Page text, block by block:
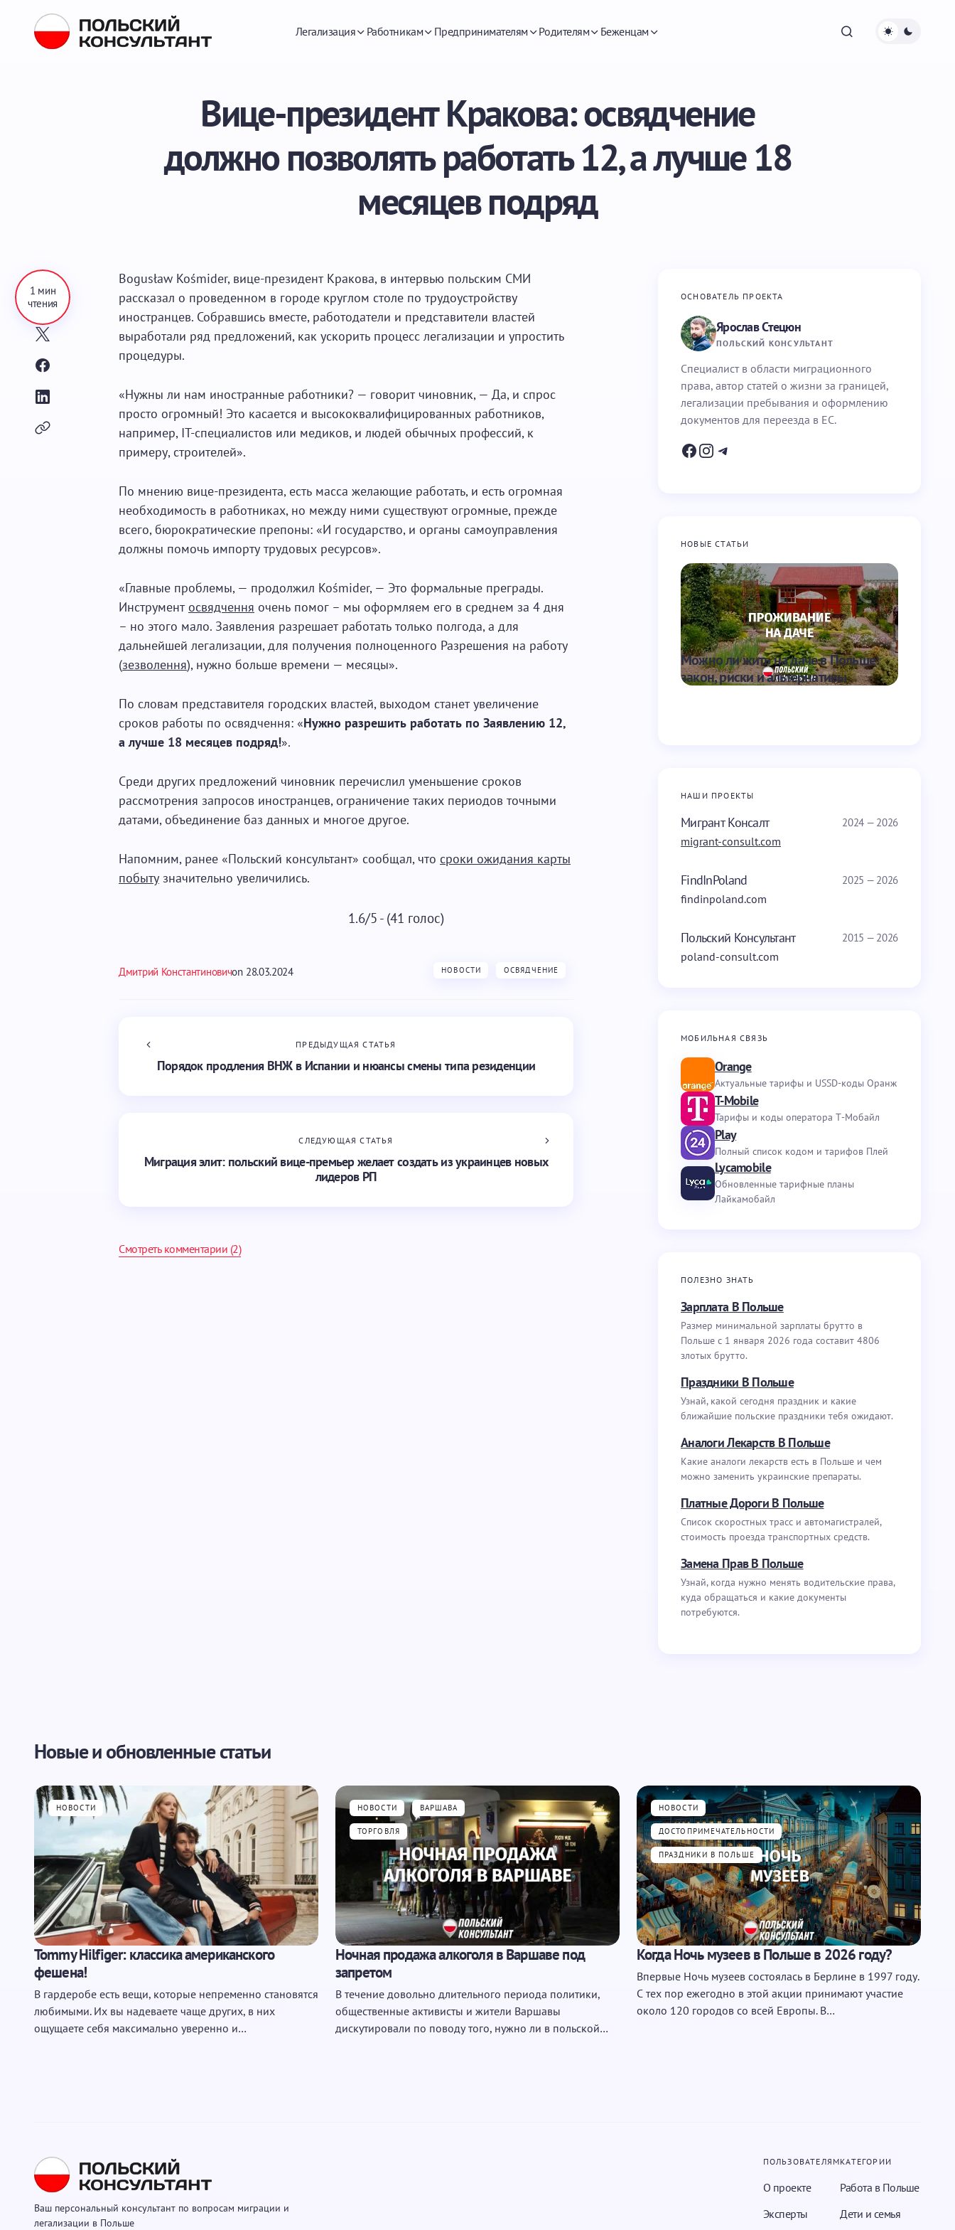
Легализация Работникам Предпринимателям Родителям Беженцам
Вице-президент Кракова: освядчение
должно позволять работать 12, а лучше 18
месяцев подряд
1 мин
чтения
Bogusław Kośmider, вице-президент Кракова, в интервью польским СМИ
рассказал о проведенном в городе круглом столе по трудоустройству
иностранцев. Собравшись вместе, работодатели и представители властей
выработали ряд предложений, как ускорить процесс легализации и упростить
процедуры.
«Нужны ли нам иностранные работники? — говорит чиновник, — Да, и спрос
просто огромный! Это касается и высококвалифицированных работников,
например, IT-специалистов или медиков, и людей обычных профессий, к
примеру, строителей».
По мнению вице-президента, есть масса желающие работать, и есть огромная
необходимость в работниках, но между ними существуют огромные, прежде
всего, бюрократические препоны: «И государство, и органы самоуправления
должны помочь импорту трудовых ресурсов».
«Главные проблемы, — продолжил Kośmider, — Это формальные преграды.
Инструмент освядчення очень помог – мы оформляем его в среднем за 4 дня
– но этого мало. Заявления разрешает работать только полгода, а для
дальнейшей легализации, для получения полноценного Разрешения на работу
(зезволення), нужно больше времени — месяцы».
По словам представителя городских властей, выходом станет увеличение
сроков работы по освядчення: «Нужно разрешить работать по Заявлению 12,
а лучше 18 месяцев подряд!».
Среди других предложений чиновник перечислил уменьшение сроков
рассмотрения запросов иностранцев, ограничение таких периодов точными
датами, объединение баз данных и многое другое.
Напомним, ранее «Польский консультант» сообщал, что сроки ожидания карты
побыту значительно увеличились.
1.6/5 - (41 голос)
Дмитрий Константиновичon 28.03.2024 НОВОСТИ ОСВЯДЧЕНИЕ
ПРЕДЫДУЩАЯ СТАТЬЯ
Порядок продления ВНЖ в Испании и нюансы смены типа резиденции
СЛЕДУЮЩАЯ СТАТЬЯ
Миграция элит: польский вице-премьер желает создать из украинцев новых
лидеров РП
Смотреть комментарии (2)
ОСНОВАТЕЛЬ ПРОЕКТА
Ярослав Стецюн
ПОЛЬСКИЙ КОНСУЛЬТАНТ
Специалист в области миграционного
права, автор статей о жизни за границей,
легализации пребывания и оформлению
документов для переезда в ЕС.
НОВЫЕ СТАТЬИ
Можно ли жить на даче в Польше:
закон, риски и альтернативы
НАШИ ПРОЕКТЫ
Мигрант Консалт 2024 — 2026
migrant-consult.com
FindInPoland 2025 — 2026
findinpoland.com
Польский Консультант 2015 — 2026
poland-consult.com
МОБИЛЬНАЯ СВЯЗЬ
Orange
Актуальные тарифы и USSD-коды Оранж
T-Mobile
Тарифы и коды оператора Т-Мобайл
Play
Полный список кодом и тарифов Плей
Lycamobile
Обновленные тарифные планы
Лайкамобайл
ПОЛЕЗНО ЗНАТЬ
Зарплата В Польше
Размер минимальной зарплаты брутто в
Польше с 1 января 2026 года составит 4806
злотых брутто.
Праздники В Польше
Узнай, какой сегодня праздник и какие
ближайшие польские праздники тебя ожидают.
Аналоги Лекарств В Польше
Какие аналоги лекарств есть в Польше и чем
можно заменить украинские препараты.
Платные Дороги В Польше
Список скоростных трасс и автомагистралей,
стоимость проезда транспортных средств.
Замена Прав В Польше
Узнай, когда нужно менять водительские права,
куда обращаться и какие документы
потребуются.
Новые и обновленные статьи
НОВОСТИ
Tommy Hilfiger: классика американского
фешена!
В гардеробе есть вещи, которые непременно становятся
любимыми. Их вы надеваете чаще других, в них
ощущаете себя максимально уверенно и…
НОВОСТИ ВАРШАВА
ТОРГОВЛЯ
Ночная продажа алкоголя в Варшаве под
запретом
В течение довольно длительного периода политики,
общественные активисты и жители Варшавы
дискутировали по поводу того, нужно ли в польской…
НОВОСТИ
ДОСТОПРИМЕЧАТЕЛЬНОСТИ
ПРАЗДНИКИ В ПОЛЬШЕ
Когда Ночь музеев в Польше в 2026 году?
Впервые Ночь музеев состоялась в Берлине в 1997 году.
С тех пор ежегодно в этой акции принимают участие
около 120 городов со всей Европы. В…
Ваш персональный консультант по вопросам миграции и
легализации в Польше
ПОЛЬЗОВАТЕЛЯМ
О проекте
Эксперты
КАТЕГОРИИ
Работа в Польше
Дети и семья